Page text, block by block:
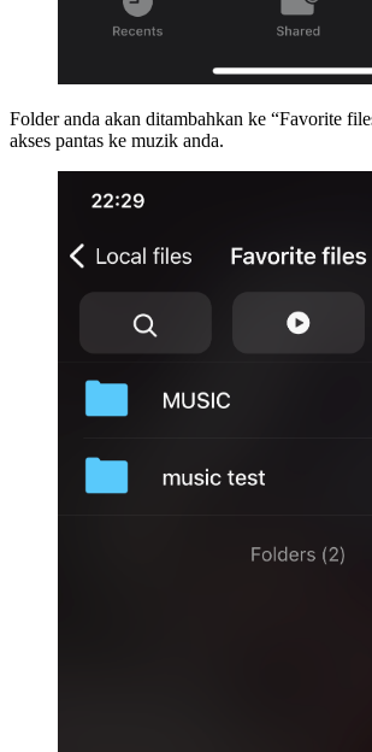
Folder anda akan ditambahkan ke “Favorite
akses pantas ke muzik anda.